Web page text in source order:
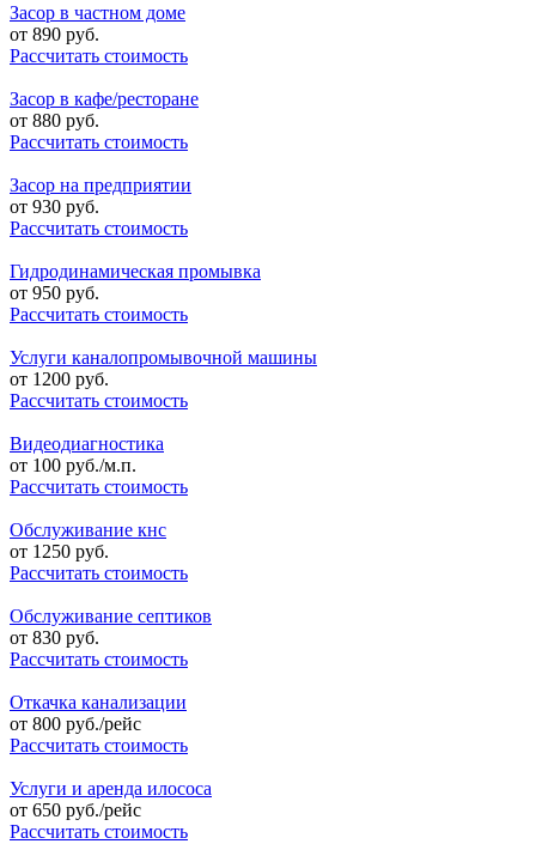
Засор в частном доме
от 890 руб.
Рассчитать стоимость
Засор в кафе/ресторане
от 880 руб.
Рассчитать стоимость
Засор на предприятии
от 930 руб.
Рассчитать стоимость
Гидродинамическая промывка
от 950 руб.
Рассчитать стоимость
Услуги каналопромывочной машины
от 1200 руб.
Рассчитать стоимость
Видеодиагностика
от 100 руб./м.п.
Рассчитать стоимость
Обслуживание кнс
от 1250 руб.
Рассчитать стоимость
Обслуживание септиков
от 830 руб.
Рассчитать стоимость
Откачка канализации
от 800 руб./рейс
Рассчитать стоимость
Услуги и аренда илососа
от 650 руб./рейс
Рассчитать стоимость